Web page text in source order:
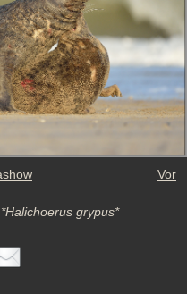
Vor
*Halichoerus grypus*